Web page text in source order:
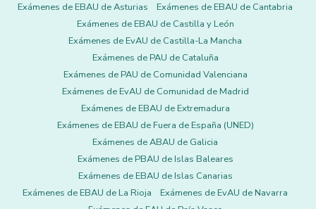
Exámenes de EBAU de Asturias
Exámenes de EBAU de Cantabria
Exámenes de EBAU de Castilla y León
Exámenes de EvAU de Castilla-La Mancha
Exámenes de PAU de Cataluña
Exámenes de PAU de Comunidad Valenciana
Exámenes de EvAU de Comunidad de Madrid
Exámenes de EBAU de Extremadura
Exámenes de EBAU de Fuera de España (UNED)
Exámenes de ABAU de Galicia
Exámenes de PBAU de Islas Baleares
Exámenes de EBAU de Islas Canarias
Exámenes de EBAU de La Rioja
Exámenes de EvAU de Navarra